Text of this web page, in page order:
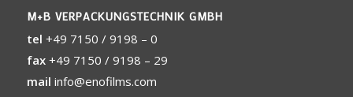
M+B VERPACKUNGSTECHNIK GMBH
tel +49 7150 / 9198 – 0
fax +49 7150 / 9198 – 29
mail info@enofilms.com